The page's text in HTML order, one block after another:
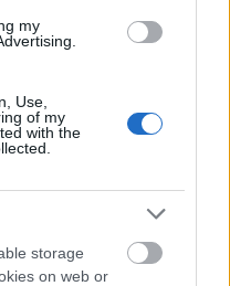
my
Use,
of my
with the
storage
on web or